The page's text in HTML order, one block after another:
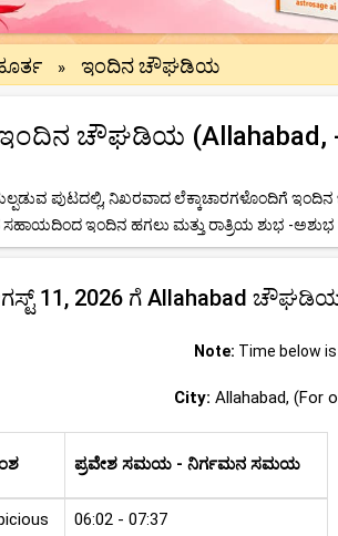
» ಇಂದಿನ ಚೌಘಡಿಯ
ಚೌಘಡಿಯ (Allahabad, -
ಪುಟದಲ್ಲಿ, ನಿಖರವಾದ ಲೆಕ್ಕಾಚಾರಗಳೊಂದಿಗೆ
ಇಂದಿನ ಹಗಲು ಮತ್ತು ರಾತ್ರಿಯ ಶುಭ -ಅಶುಭ
11, 2026 ಗೆ Allahabad
Note: Time below
City: Allahabad, (For
ಪ್ರವೇಶ ಸಮಯ - ನಿರ್ಗಮನ ಸಮಯ
06:02 - 07:37